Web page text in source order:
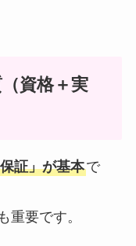
資格＋実
証」が基本で
重要です。